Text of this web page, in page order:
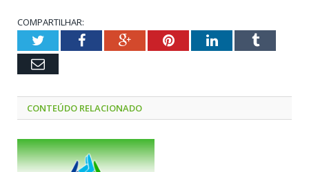
COMPARTILHAR:
TwitterFacebookGoogle+PinterestLinkedInTumblr
Email
CONTEÚDO RELACIONADO